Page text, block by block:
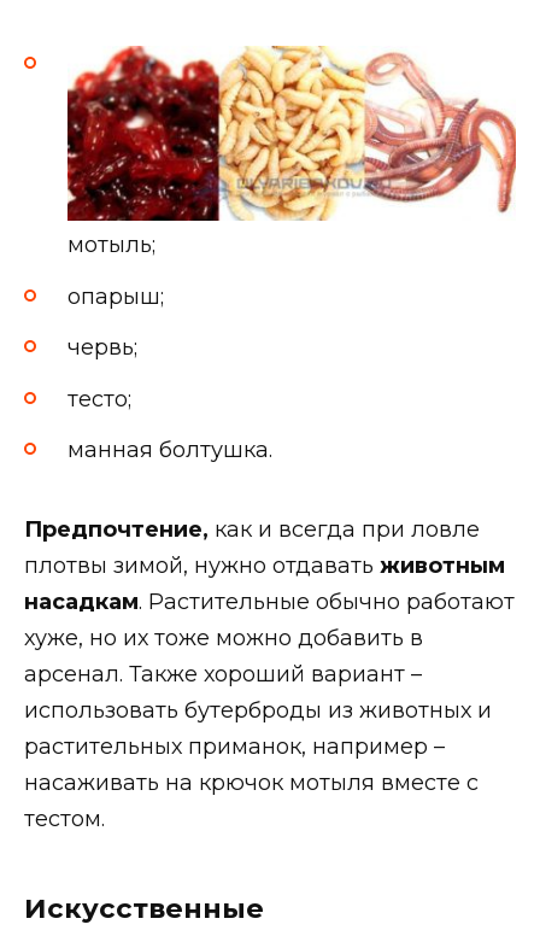
мотыль;
опарыш;
червь;
тесто;
манная болтушка.
Предпочтение, как и всегда при ловле
плотвы зимой, нужно отдавать животным
насадкам. Растительные обычно работают
хуже, но их тоже можно добавить в
арсенал. Также хороший вариант –
использовать бутерброды из животных и
растительных приманок, например –
насаживать на крючок мотыля вместе с
тестом.
Искусственные